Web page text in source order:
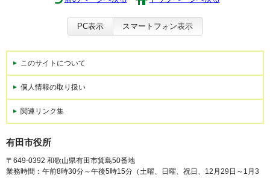
PC表示 スマートフォン表示
このサイトについて
個人情報の取り扱い
関連リンク集
有田市役所
〒649-0392 和歌山県有田市箕島50番地
業務時間：午前8時30分～午後5時15分（土曜、日曜、祝日、12月29日～1月3